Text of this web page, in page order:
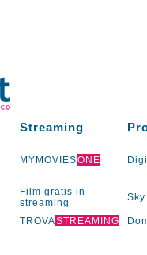
Streaming
MYMOVIESONE
Film gratis in
streaming
Sky
TROVASTREAMING